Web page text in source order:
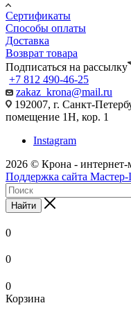
Сертификаты
Способы оплаты
Доставка
Возврат товара
Подписаться на рассылку
+7 812 490-46-25
zakaz_krona@mail.ru
192007, г. Санкт-
помещение 1Н, кор. 1
Instagram
2026 © Крона - интернет-
Поддержка сайта
Найти
0
0
0
Корзина